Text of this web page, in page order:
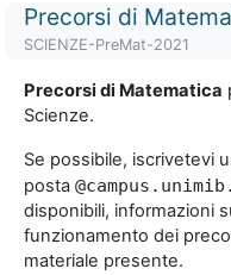
Titolo del corso
Precorsi di
Codice identificativo del
SCIENZE-PreMat-2021
Precorsi di Matematica
Scienze.
Se possibile, iscrivetevi
posta
disponibili, informazioni
funzionamento dei
materiale presente.